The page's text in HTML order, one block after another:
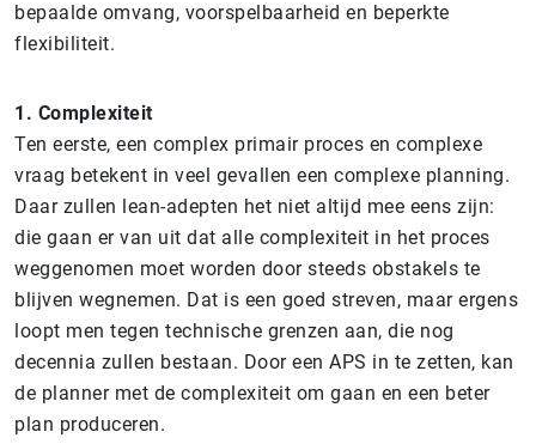
bepaalde omvang, voorspelbaarheid en beperkte
flexibiliteit.
1. Complexiteit
Ten eerste, een complex primair proces en complexe
vraag betekent in veel gevallen een complexe planning.
Daar zullen lean-adepten het niet altijd mee eens zijn:
die gaan er van uit dat alle complexiteit in het proces
weggenomen moet worden door steeds obstakels te
blijven wegnemen. Dat is een goed streven, maar ergens
loopt men tegen technische grenzen aan, die nog
decennia zullen bestaan. Door een APS in te zetten, kan
de planner met de complexiteit om gaan en een beter
plan produceren.